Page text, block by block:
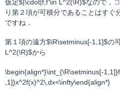
仮定$|\cdot|f,f’\in L^2(\R)$なので，
り第２項が可積分であることはすぐ
ですね．
第１項の遠方$\R\setminus[-1,1]$の
L^2(\R)$から
\begin{align*}\int_{\R\setminus[-
,1]}x^2f(x)^2\,dx<\infty\end{align*}